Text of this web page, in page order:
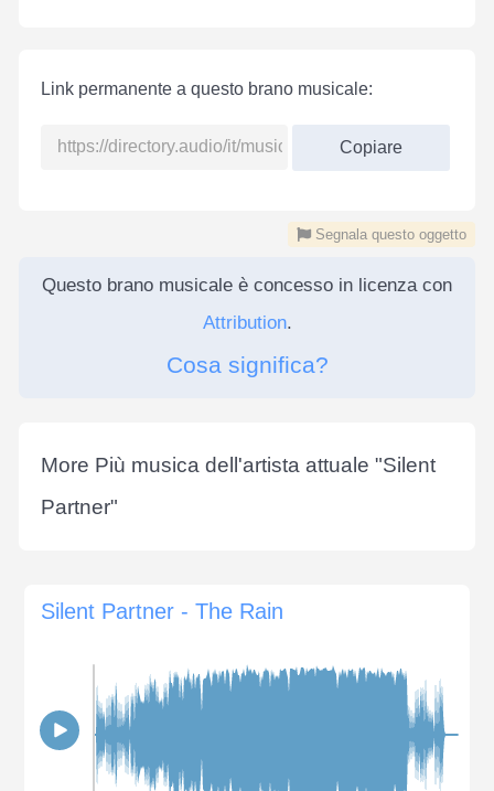
Link permanente a questo brano musicale:
Copiare
Segnala questo oggetto
Questo brano musicale è concesso in licenza con
Attribution.
Cosa significa?
More Più musica dell'artista attuale "Silent
Partner"
Silent Partner - The Rain